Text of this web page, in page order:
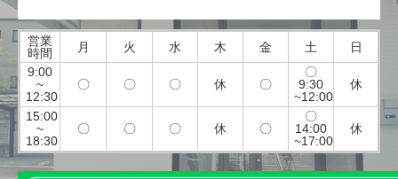
営業
時間
月 火 水 木 金 土
日
9:00
~
12:30
〇 〇 〇 休 〇
〇
9:30
~12:00
休
15:00
~
18:30
〇 〇 〇 休 〇
〇
14:00
~17:00
休